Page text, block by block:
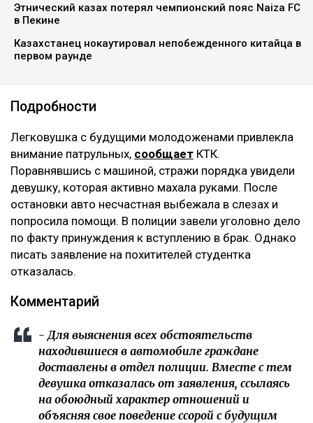
Этнический казах потерял чемпионский пояс Naiza FC
в Пекине
Казахстанец нокаутировал непобежденного китайца в
первом раунде
Подробности
Легковушка с будущими молодоженами привлекла
внимание патрульных, сообщает КТК.
Поравнявшись с машиной, стражи порядка увидели
девушку, которая активно махала руками. После
остановки авто несчастная выбежала в слезах и
попросила помощи. В полиции завели уголовно дело
по факту принуждения к вступлению в брак. Однако
писать заявление на похитителей студентка
отказалась.
Комментарий
- Для выяснения всех обстоятельств
находившиеся в автомобиле граждане
доставлены в отдел полиции. Вместе с тем
девушка отказалась от заявления, ссылаясь
на обоюдный характер отношений и
объясняя свое поведение ссорой с будущим